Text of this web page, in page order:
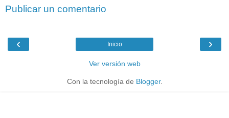
Publicar un comentario
‹ ›
Inicio
Ver versión web
Con la tecnología de Blogger.